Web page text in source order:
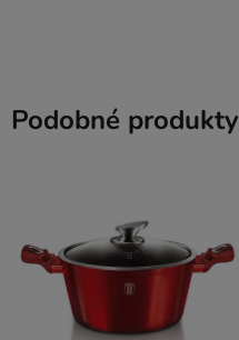
Podobné produkty